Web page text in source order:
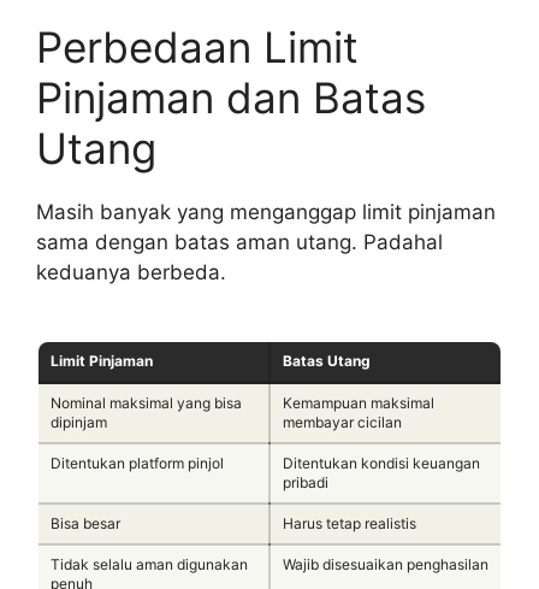
Perbedaan Limit
Pinjaman dan Batas
Utang
Masih banyak yang menganggap limit pinjaman
sama dengan batas aman utang. Padahal
keduanya berbeda.
Limit Pinjaman Batas Utang
Nominal maksimal yang bisa
dipinjam
Kemampuan maksimal
membayar cicilan
Ditentukan platform pinjol
Ditentukan kondisi keuangan
pribadi
Bisa besar Harus tetap realistis
Tidak selalu aman digunakan
penuh
Wajib disesuaikan penghasilan